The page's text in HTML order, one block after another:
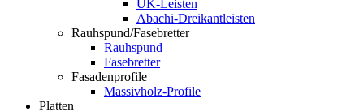
UK-Leisten
Abachi-Dreikantleisten
Rauhspund/Fasebretter
Rauhspund
Fasebretter
Fasadenprofile
Massivholz-Profile
Platten